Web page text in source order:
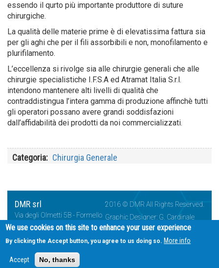
essendo il qurto più importante produttore di suture
chirurgiche.
La qualità delle materie prime è di elevatissima fattura sia
per gli aghi che per il fili assorbibili e non, monofilamento e
plurifilamento.
L’eccellenza si rivolge sia alle chirurgie generali che alle
chirurgie specialistiche I.F.S.A ed Atramat Italia S.r.l.
intendono mantenere alti livelli di qualità che
contraddistingua l’intera gamma di produzione affinchè tutti
gli operatori possano avere grandi soddisfazioni
dall’affidabilità dei prodotti da noi commercializzati.
Categoria Chirurgia Generale
2016 © DMR All Rights Reserved.
Graphic Designer: G. Cardinale
DMR srl
Via degli Olmetti 5B - Formello
- Italia
Fax: +39 06 85.51.849
@ Email:info@dmrsrl.it
We use cookies on this site to enhance your user experience
By clicking the Accept button, you agree to us doing so. More info
Accept No, thanks